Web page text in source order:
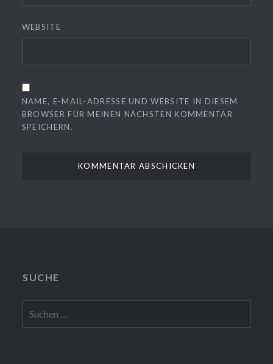
WEBSITE
NAME, E-MAIL-ADRESSE UND WEBSITE IN DIESEM
BROWSER FÜR MEINEN NÄCHSTEN KOMMENTAR
SPEICHERN.
SUCHE
nach: